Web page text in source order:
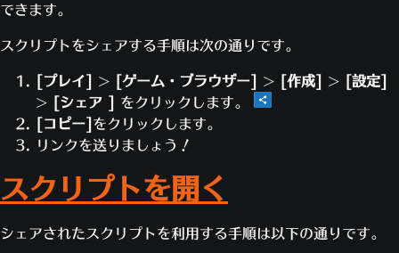
ステータスのドロップダウンから
期間の数字のスライダーを動かし
[10,000] に設定します。
他のドロップダウンはデフォルト
のままにして、
ます。
では、地面に触れたヒーローが本当に炎上するかど
[戻る] を2回クリックします。
られた場合、入力は配列内の最初の値を
受け取ります（配列が空の場合は
「0」）。
ルールを追加し、このルールの役割がわかる
ようにコメントを入力します。
イベントタイプを
定します。これは、このルールのインスタン
スが1つしか実行されないことを示します。
ムが始まるとすぐにルールが実行されます。
できます。
スクリプトをシェアする手順は次の通りです。
[プレイ] > [ゲーム・ブラウザー] > [作成] >
[設定]
>
[シェア ] をクリックします。
[コピー] をクリックします。
リンクを送りましょう！
スクリプトを開く
シェアされたスクリプトを利用する手順は以下の通りです。